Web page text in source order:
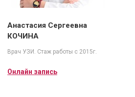
Анастасия Сергеевна
КОЧИНА
Врач УЗИ. Стаж работы с 2015г.
Онлайн запись